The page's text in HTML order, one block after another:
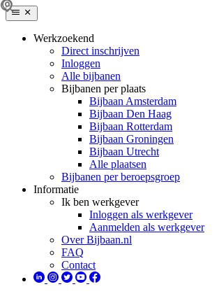
Werkzoekend
Direct inschrijven
Inloggen
Alle bijbanen
Bijbanen per plaats
Bijbaan Amsterdam
Bijbaan Den Haag
Bijbaan Rotterdam
Bijbaan Groningen
Bijbaan Utrecht
Alle plaatsen
Bijbanen per beroepsgroep
Informatie
Ik ben werkgever
Inloggen als werkgever
Aanmelden als werkgever
Over Bijbaan.nl
FAQ
Contact